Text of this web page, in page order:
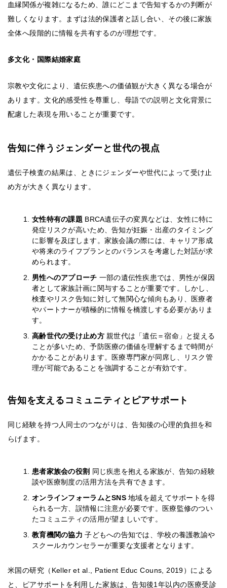
血縁関係が複雑になるため、誰にどこまで告知するかの判断が
難しくなります。まずは法的保護者と話し合い、その後に家族
全体へ段階的に情報を共有するのが理想です。
多文化・国際結婚家庭
宗教や文化により、遺伝疾患への価値観が大きく異なる場合が
あります。文化的感受性を尊重し、母語での説明と文化背景に
配慮した表現を用いることが重要です。
告知に伴うジェンダーと世代の視点
遺伝子検査の結果は、ときにジェンダーや世代によって受け止
め方が大きく異なります。
女性特有の課題 BRCA遺伝子の変異などは、女性に特に
発症リスクが高いため、告知が妊娠・出産のタイミング
に影響を及ぼします。家族会議の際には、キャリア形成
や将来のライフプランとのバランスを考慮した対話が求
められます。
男性へのアプローチ 一部の遺伝性疾患では、男性が保因
者として家族計画に関与することが重要です。しかし、
検査やリスク告知に対して無関心な傾向もあり、医療者
やパートナーが積極的に情報を橋渡しする必要がありま
す。
高齢世代の受け止め方親世代は「遺伝＝宿命」と捉える
ことが多いため、予防医療の価値を理解するまで時間が
かかることがあります。医療専門家が同席し、リスク管
理が可能であることを強調することが有効です。
告知を支えるコミュニティとピアサポート
同じ経験を持つ人同士のつながりは、告知後の心理的負担を和
らげます。
患者家族会の役割 同じ疾患を抱える家族が、告知の経験
談や医療制度の活用方法を共有できます。
オンラインフォーラムとSNS地域を超えてサポートを得
られる一方、誤情報に注意が必要です。医療監修のつい
たコミュニティの活用が望ましいです。
教育機関の協力子どもへの告知では、学校の養護教諭や
スクールカウンセラーが重要な支援者となります。
米国の研究（Keller et al., Patient Educ Couns, 2019）による
と、ピアサポートを利用した家族は、告知後1年以内の医療受診